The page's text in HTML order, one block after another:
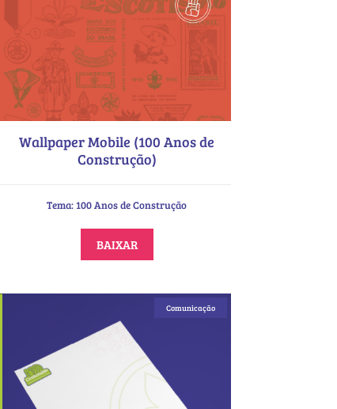
Wallpaper Mobile (100 Anos de
Construção)
Tema: 100 Anos de Construção
BAIXAR
Comunicação